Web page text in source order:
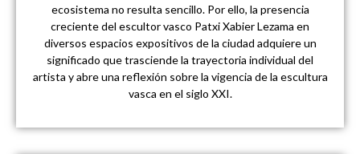
ecosistema no resulta sencillo. Por ello, la presencia
creciente del escultor vasco Patxi Xabier Lezama en
diversos espacios expositivos de la ciudad adquiere un
significado que trasciende la trayectoria individual del
artista y abre una reflexión sobre la vigencia de la escultura
vasca en el siglo XXI.